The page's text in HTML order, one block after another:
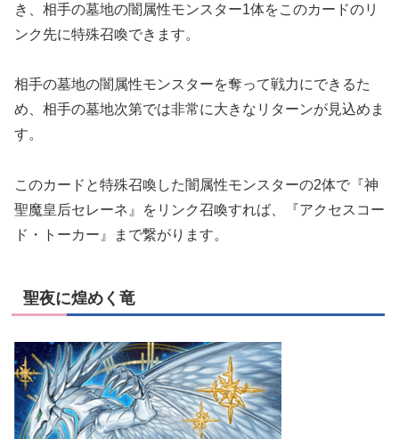
き、相手の墓地の闇属性モンスター1体をこのカードのリ
ンク先に特殊召喚できます。
相手の墓地の闇属性モンスターを奪って戦力にできるた
め、相手の墓地次第では非常に大きなリターンが見込めま
す。
このカードと特殊召喚した闇属性モンスターの2体で『神
聖魔皇后セレーネ』をリンク召喚すれば、『アクセスコー
ド・トーカー』まで繋がります。
聖夜に煌めく竜